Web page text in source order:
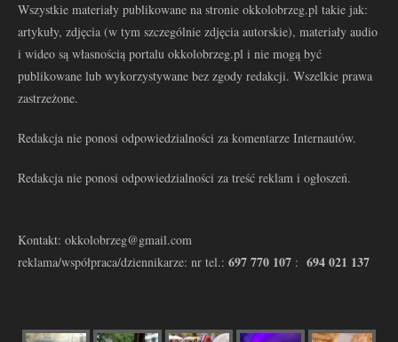
Wszystkie materiały publikowane na stronie okkolobrzeg.pl takie jak:
artykuły, zdjęcia (w tym szczególnie zdjęcia autorskie), materiały audio
i wideo są własnością portalu okkolobrzeg.pl i nie mogą być
publikowane lub wykorzystywane bez zgody redakcji. Wszelkie prawa
zastrzeżone.
Redakcja nie ponosi odpowiedzialności za komentarze Internautów.
Redakcja nie ponosi odpowiedzialności za treść reklam i ogłoszeń.
Kontakt: okkolobrzeg@gmail.com
reklama/współpraca/dziennikarze: nr tel.: 697 770 107 : 694 021 137